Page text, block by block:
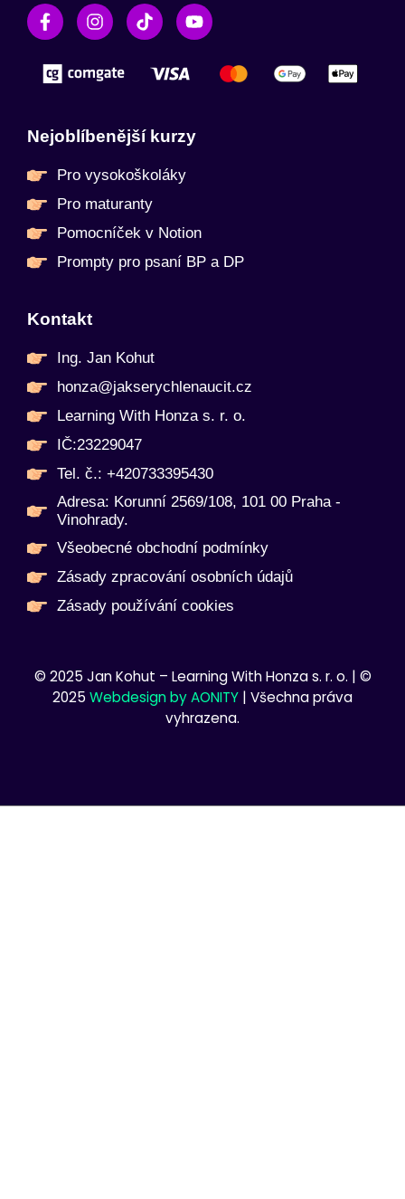
Nejoblíbenější kurzy
Pro vysokoškoláky
Pro maturanty
Pomocníček v Notion
Prompty pro psaní BP a DP
Kontakt
Ing. Jan Kohut
honza@jakserychlenaucit.cz
Learning With Honza s. r. o.
IČ:23229047
Tel. č.: +420733395430
Adresa: Korunní 2569/108, 101 00 Praha -
Vinohrady.
Všeobecné obchodní podmínky
Zásady zpracování osobních údajů
Zásady používání cookies
© 2025 Jan Kohut – Learning With Honza s. r. o. | ©
2025 Webdesign by AONITY | Všechna práva
vyhrazena.